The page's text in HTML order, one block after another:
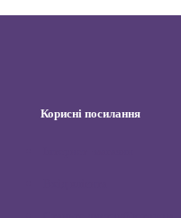
Корисні посилання